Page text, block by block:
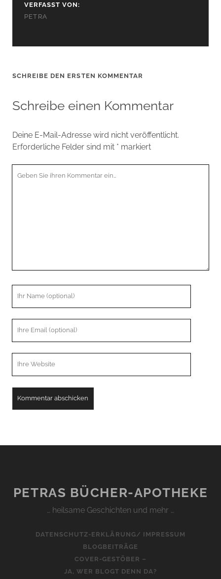
VERFASST VON:
PETRA
SCHREIBE DEN ERSTEN KOMMENTAR
Schreibe einen Kommentar
Deine E-Mail-Adresse wird nicht veröffentlicht.
Erforderliche Felder sind mit * markiert
PETRAS BÜCHER-APOTHEKE
… heilsame Geschichten und mehr …
DATENSCHUTZ-ERKLÄRUNG/ IMPRESSUM
BLOGBEITRÄGE
COVER-GESTÖBER –
JA, WER BLOGT DENN DA?